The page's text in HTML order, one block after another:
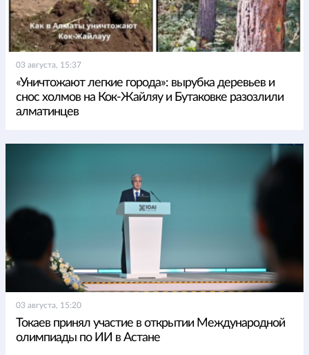
03 августа, 15:37
«Уничтожают легкие города»: вырубка деревьев и
снос холмов на Кок-Жайляу и Бутаковке разозлили
алматинцев
03 августа, 15:20
Токаев принял участие в открытии Международной
олимпиады по ИИ в Астане